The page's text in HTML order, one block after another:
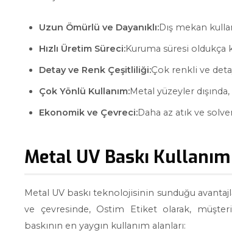
Uzun Ömürlü ve Dayanıklı:Dış mekan
Hızlı Üretim Süreci:Kuruma süresi oldukça
Detay ve Renk Çeşitliliği:Çok renkli ve
Çok Yönlü Kullanım:Metal yüzeyler
Ekonomik ve Çevreci:Daha az atık ve
Metal UV Baskı
Metal UV baskı teknolojisinin sunduğu
ve çevresinde, Ostim Etiket olarak,
baskının en yaygın kullanım alanları: